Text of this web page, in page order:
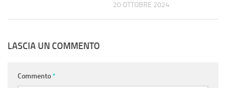
20 OTTOBRE 2024
LASCIA UN COMMENTO
Commento*